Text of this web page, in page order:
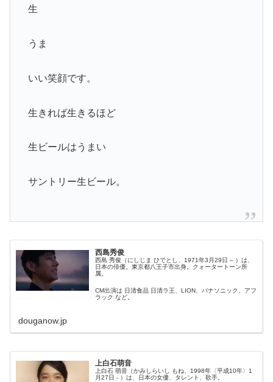
生
うま
いい笑顔です。
生きれば生きるほど
生ビールはうまい
サントリー生ビール。
西島秀俊
西島 秀俊（にしじま ひでとし、1971年3月29日 – ）は、
日本の俳優。東京都八王子市出身。クォータートーン所
属。
CM出演は 日清食品 日清ラ王、LION、パナソニック、アフ
ラック など。
douganow.jp
上白石萌音
上白石 萌音（かみしらいし もね、1998年〈平成10年〉1
月27日 - ）は、日本の女優、タレント、歌手。